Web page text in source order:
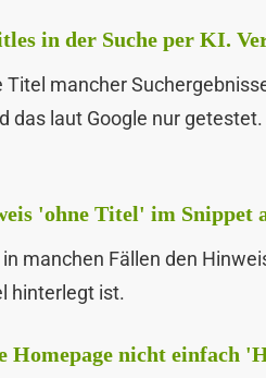
in der Suche per KI.
mancher
das laut Google nur
'ohne Titel' im Snippet
manchen Fällen den
hinterlegt ist.
Homepage nicht einfach